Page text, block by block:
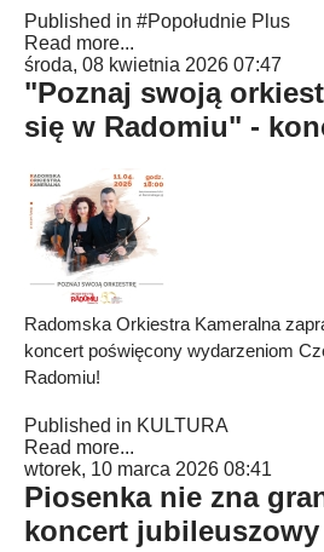
Published in #Popołudnie Plus
Read more...
środa, 08 kwietnia 2026 07:47
"Poznaj swoją
się w Radomiu" -
Radomska Orkiestra Kameralna
koncert poświęcony wydarzeniom
Radomiu!
Published in KULTURA
Read more...
wtorek, 10 marca 2026 08:41
Piosenka nie zna
koncert